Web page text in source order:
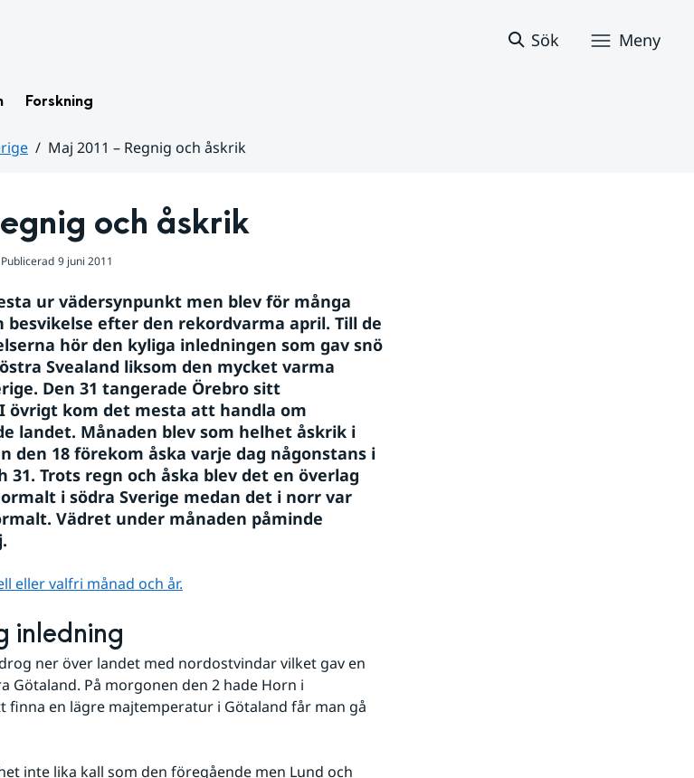
Sök Meny
Forskning
Maj 2011 – Regnig och åskrik
och åskrik
Publicerad 9 juni 2011
ur vädersynpunkt men blev för många
efter den rekordvarma april. Till de
hör den kyliga inledningen som gav snö
Svealand liksom den mycket varma
Den 31 tangerade Örebro sitt
övrigt kom det mesta att handla om
landet. Månaden blev som helhet åskrik i
den 18 förekom åska varje dag någonstans i
31. Trots regn och åska blev det en överlag
i södra Sverige medan det i norr var
Vädret under månaden påminde
eller valfri månad och år.
inledning
ner över landet med nordostvindar vilket gav en
Götaland. På morgonen den 2 hade Horn i
finna en lägre majtemperatur i Götaland får man gå